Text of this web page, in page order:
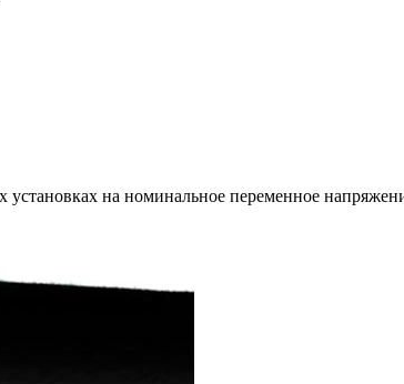
установках на номинальное переменное